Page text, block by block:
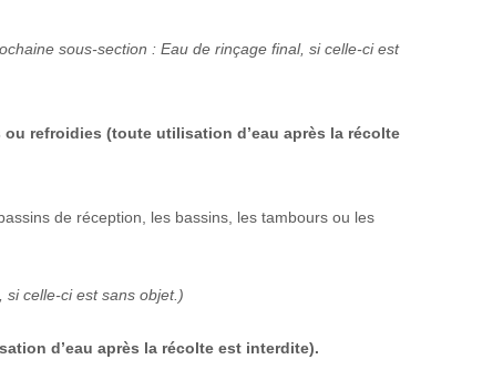
sous-section : Eau de rinçage final, si celle-ci est
ou refroidies (toute utilisation d’eau après la récolte
de réception, les bassins, les tambours ou les
celle-ci est sans objet.)
d’eau après la récolte est interdite).